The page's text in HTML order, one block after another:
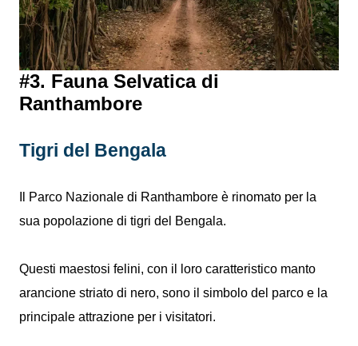
#3. Fauna Selvatica di
Ranthambore
Tigri del Bengala
Il Parco Nazionale di Ranthambore è rinomato per la
sua popolazione di tigri del Bengala.
Questi maestosi felini, con il loro caratteristico manto
arancione striato di nero, sono il simbolo del parco e la
principale attrazione per i visitatori.